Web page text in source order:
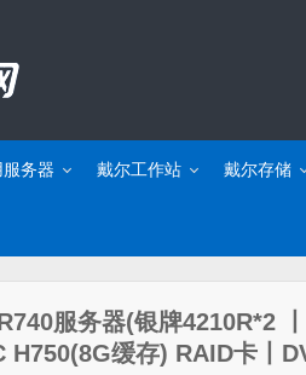
务器 戴尔工作站 戴尔存储
服务器(银牌4210R*2 丨
H750(8G缓存) RAID卡丨